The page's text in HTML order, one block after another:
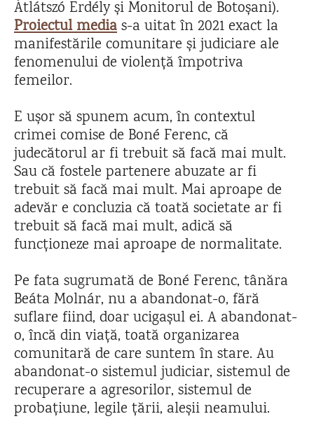
Átlátszó Erdély și Monitorul de Botoșani).
Proiectul medias-a uitat în 2021 exact la
manifestările comunitare și judiciare ale
fenomenului de violență împotriva
femeilor.
E ușor să spunem acum, în contextul
crimei comise de Boné Ferenc, că
judecătorul ar fi trebuit să facă mai mult.
Sau că fostele partenere abuzate ar fi
trebuit să facă mai mult. Mai aproape de
adevăr e concluzia că toată societate ar fi
trebuit să facă mai mult, adică să
funcționeze mai aproape de normalitate.
Pe fata sugrumată de Boné Ferenc, tânăra
Beáta Molnár, nu a abandonat-o, fără
suflare fiind, doar ucigașul ei. A abandonat-
o, încă din viață, toată organizarea
comunitară de care suntem în stare. Au
abandonat-o sistemul judiciar, sistemul de
recuperare a agresorilor, sistemul de
probațiune, legile țării, aleșii neamului.